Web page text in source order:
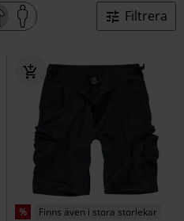
Filtrera
% Finns även i stora storlekar